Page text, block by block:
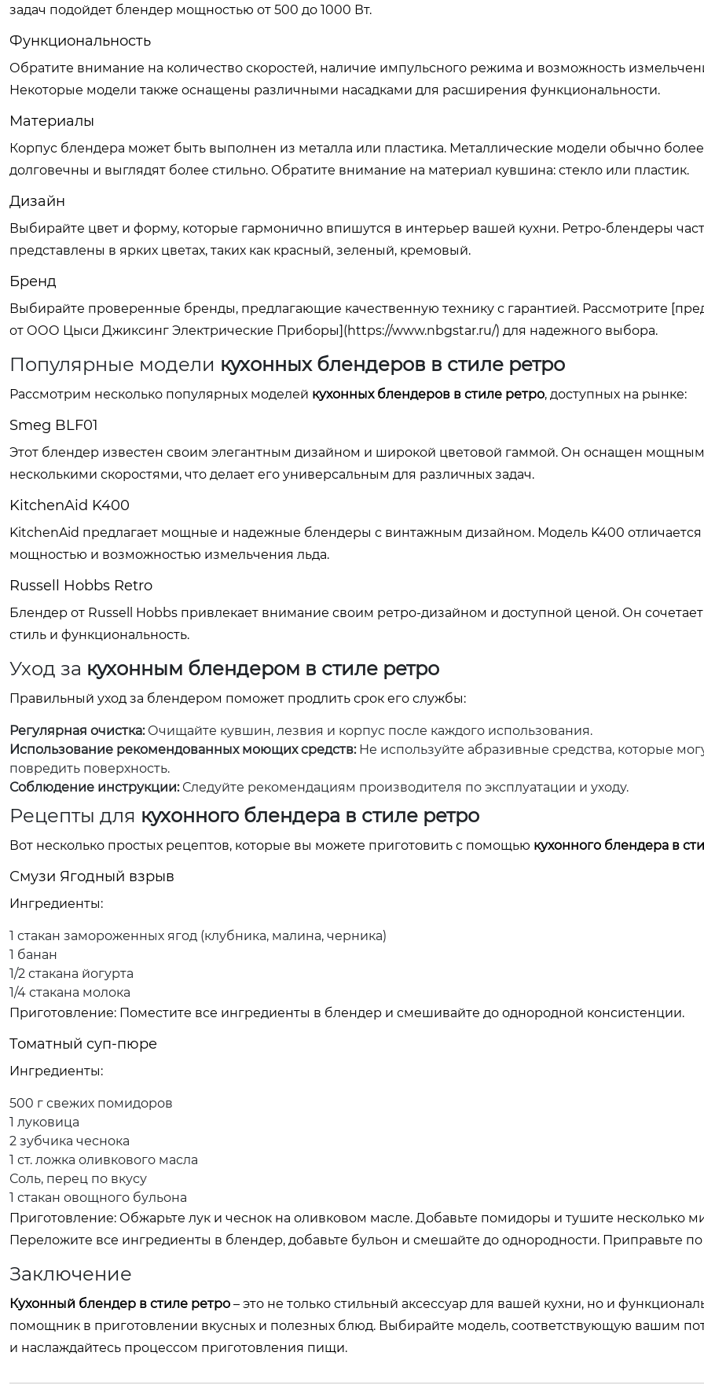
задач подойдет блендер мощностью от 500 до 1000 Вт.
Функциональность
Обратите внимание на количество скоростей, наличие импульсного режима и возможность
Некоторые модели также оснащены различными насадками для расширения функциональности.
Материалы
Корпус блендера может быть выполнен из металла или пластика. Металлические модели обычно более
долговечны и выглядят более стильно. Обратите внимание на материал кувшина: стекло или пластик.
Дизайн
Выбирайте цвет и форму, которые гармонично впишутся в интерьер вашей кухни. Ретро-блендеры
представлены в ярких цветах, таких как красный, зеленый, кремовый.
Бренд
Выбирайте проверенные бренды, предлагающие качественную технику с гарантией. Рассмотрите
от ООО Цыси Джиксинг Электрические Приборы](https://www.nbgstar.ru/) для надежного выбора.
Популярные модели кухонных блендеров в стиле ретро
Рассмотрим несколько популярных моделей кухонных блендеров в стиле ретро, доступных на рынке:
Smeg BLF01
Этот блендер известен своим элегантным дизайном и широкой цветовой гаммой. Он оснащен
несколькими скоростями, что делает его универсальным для различных задач.
KitchenAid K400
KitchenAid предлагает мощные и надежные блендеры с винтажным дизайном. Модель K400 отличается
мощностью и возможностью измельчения льда.
Russell Hobbs Retro
Блендер от Russell Hobbs привлекает внимание своим ретро-дизайном и доступной ценой. Он
стиль и функциональность.
Уход за кухонным блендером в стиле ретро
Правильный уход за блендером поможет продлить срок его службы:
Регулярная очистка:Очищайте кувшин, лезвия и корпус после каждого использования.
Использование рекомендованных моющих средств:Не используйте абразивные средства, которые
повредить поверхность.
Соблюдение инструкции:Следуйте рекомендациям производителя по эксплуатации и уходу.
Рецепты для кухонного блендера в стиле ретро
Вот несколько простых рецептов, которые вы можете приготовить с помощью кухонного блендера в
Смузи Ягодный взрыв
Ингредиенты:
1 стакан замороженных ягод (клубника, малина, черника)
1 банан
1/2 стакана йогурта
1/4 стакана молока
Приготовление: Поместите все ингредиенты в блендер и смешивайте до однородной консистенции.
Томатный суп-пюре
Ингредиенты:
500 г свежих помидоров
1 луковица
2 зубчика чеснока
1 ст. ложка оливкового масла
Соль, перец по вкусу
1 стакан овощного бульона
Приготовление: Обжарьте лук и чеснок на оливковом масле. Добавьте помидоры и тушите несколько
Переложите все ингредиенты в блендер, добавьте бульон и смешайте до однородности. Приправьте по
Заключение
Кухонный блендер в стиле ретро – это не только стильный аксессуар для вашей кухни, но и
помощник в приготовлении вкусных и полезных блюд. Выбирайте модель, соответствующую вашим
и наслаждайтесь процессом приготовления пищи.